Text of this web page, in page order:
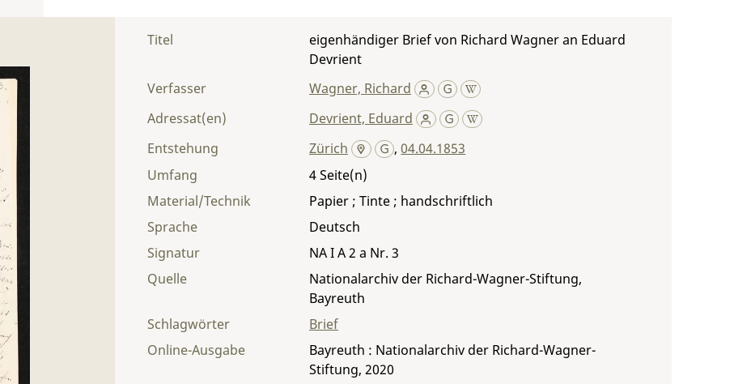
Titel
eigenhändiger Brief von Richard Wagner an Eduard
Devrient
Verfasser
Wagner, Richard
Adressat(en)
Devrient, Eduard
Entstehung
Zürich ,04.04.1853
Umfang
4
Material/Technik
Papier ; Tinte ; handschriftlich
Sprache
Deutsch
Signatur
NA I A 2 a Nr. 3
Quelle
Nationalarchiv der Richard-Wagner-Stiftung,
Bayreuth
Schlagwörter
Brief
Online-Ausgabe
Bayreuth : Nationalarchiv der Richard-Wagner-
Stiftung, 2020